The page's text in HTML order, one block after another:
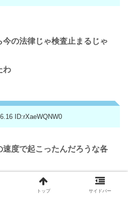
今の法律じゃ検査止まるじゃ
わ
ID:rXaeWQNW0
速度で起こったんだろうな各
トップ サイドバー